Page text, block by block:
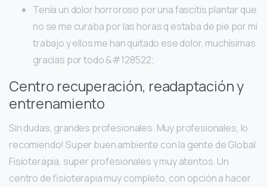
Tenía un dolor horroroso por una fascitis plantar que
no se me curaba por las horas q estaba de pie por mi
trabajo y ellos me han quitado ese dolor, muchísimas
gracias por todo &#128522;
Centro recuperación, readaptación y
entrenamiento
Sin dudas, grandes profesionales. Muy profesionales, lo
recomiendo! Super buen ambiente con la gente de Global
Fisioterapia, super profesionales y muy atentos. Un
centro de fisioterapia muy completo, con opción a hacer